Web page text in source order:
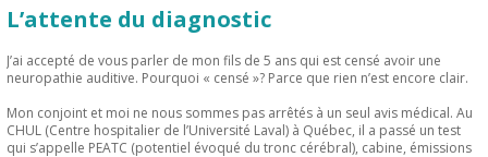
L’attente du diagnostic
J’ai accepté de vous parler de mon fils de 5 ans qui est censé avoir une
neuropathie auditive. Pourquoi « censé »? Parce que rien n’est encore clair.
Mon conjoint et moi ne nous sommes pas arrêtés à un seul avis médical. Au
CHUL (Centre hospitalier de l’Université Laval) à Québec, il a passé un test
qui s’appelle PEATC (potentiel évoqué du tronc cérébral), cabine, émissions